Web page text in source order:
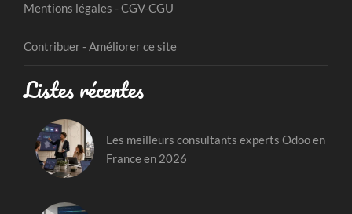
Mentions légales - CGV-CGU
Contribuer - Améliorer ce site
Listes récentes
Les meilleurs consultants experts Odoo en
France en 2026